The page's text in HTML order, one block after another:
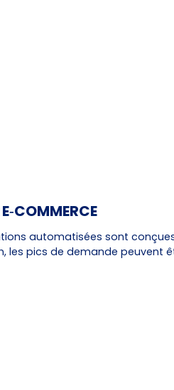
automatisées sont
les pics de demande